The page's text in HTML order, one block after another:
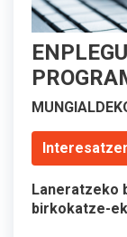
Laneratzeko
birkokatze-